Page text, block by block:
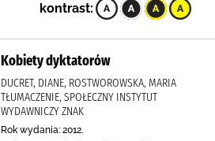
kontrast:
Kobiety dyktatorów
DUCRET, DIANE, ROSTWOROWSKA, MARIA
TŁUMACZENIE, SPOŁECZNY INSTYTUT
WYDAWNICZY ZNAK
Rok wydania: 2012.